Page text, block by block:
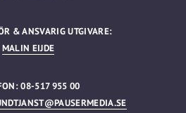
& ANSVARIG UTGIVARE:
MALIN EIJDE
08-517 955 00